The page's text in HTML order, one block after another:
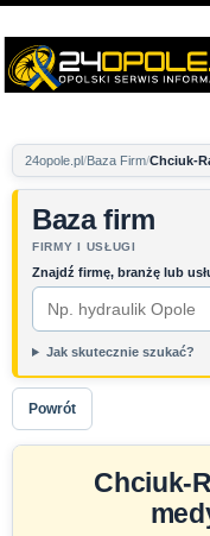
24opole.pl Baza Firm Chciuk-
Baza firm
FIRMY I USŁUGI
Znajdź firmę, branżę lub
Jak skutecznie szukać?
Powrót
Chciuk-